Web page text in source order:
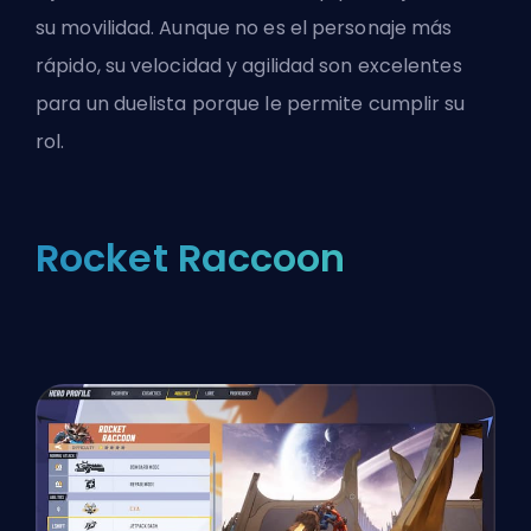
su movilidad. Aunque no es el personaje más
rápido, su velocidad y agilidad son excelentes
para un duelista porque le permite cumplir su
rol.
Rocket Raccoon